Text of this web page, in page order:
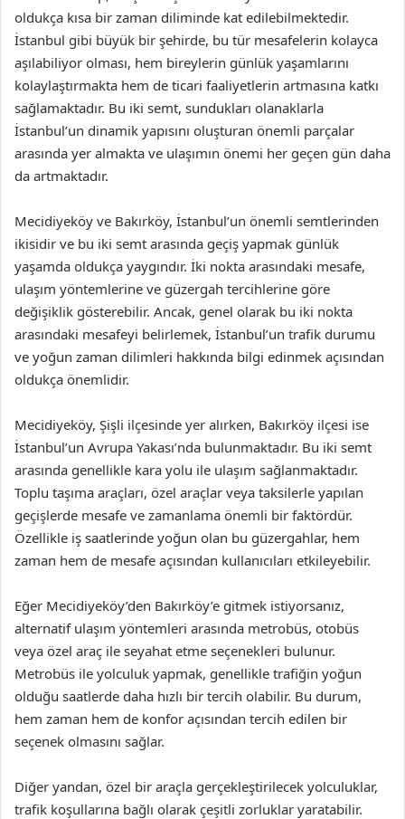
oldukça kısa bir zaman diliminde kat edilebilmektedir.
İstanbul gibi büyük bir şehirde, bu tür mesafelerin kolayca
aşılabiliyor olması, hem bireylerin günlük yaşamlarını
kolaylaştırmakta hem de ticari faaliyetlerin artmasına katkı
sağlamaktadır. Bu iki semt, sundukları olanaklarla
İstanbul’un dinamik yapısını oluşturan önemli parçalar
arasında yer almakta ve ulaşımın önemi her geçen gün daha
da artmaktadır.
Mecidiyeköy ve Bakırköy, İstanbul’un önemli semtlerinden
ikisidir ve bu iki semt arasında geçiş yapmak günlük
yaşamda oldukça yaygındır. İki nokta arasındaki mesafe,
ulaşım yöntemlerine ve güzergah tercihlerine göre
değişiklik gösterebilir. Ancak, genel olarak bu iki nokta
arasındaki mesafeyi belirlemek, İstanbul’un trafik durumu
ve yoğun zaman dilimleri hakkında bilgi edinmek açısından
oldukça önemlidir.
Mecidiyeköy, Şişli ilçesinde yer alırken, Bakırköy ilçesi ise
İstanbul’un Avrupa Yakası’nda bulunmaktadır. Bu iki semt
arasında genellikle kara yolu ile ulaşım sağlanmaktadır.
Toplu taşıma araçları, özel araçlar veya taksilerle yapılan
geçişlerde mesafe ve zamanlama önemli bir faktördür.
Özellikle iş saatlerinde yoğun olan bu güzergahlar, hem
zaman hem de mesafe açısından kullanıcıları etkileyebilir.
Eğer Mecidiyeköy’den Bakırköy’e gitmek istiyorsanız,
alternatif ulaşım yöntemleri arasında metrobüs, otobüs
veya özel araç ile seyahat etme seçenekleri bulunur.
Metrobüs ile yolculuk yapmak, genellikle trafiğin yoğun
olduğu saatlerde daha hızlı bir tercih olabilir. Bu durum,
hem zaman hem de konfor açısından tercih edilen bir
seçenek olmasını sağlar.
Diğer yandan, özel bir araçla gerçekleştirilecek yolculuklar,
trafik koşullarına bağlı olarak çeşitli zorluklar yaratabilir.